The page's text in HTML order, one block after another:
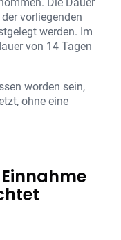
vorliegenden
werden. Im
von 14 Tagen
worden sein,
ohne eine